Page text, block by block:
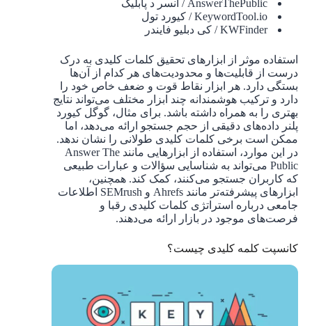
KWFinder / کی دبلیو فایندر
استفاده موثر از ابزارهای تحقیق کلمات کلیدی به درک
درست از قابلیت‌ها و محدودیت‌های هر کدام از آن‌ها
بستگی دارد. هر ابزار نقاط قوت و ضعف خاص خود را
دارد و ترکیب هوشمندانه چند ابزار مختلف می‌تواند نتایج
بهتری را به همراه داشته باشد. برای مثال، گوگل کیورد
پلنر داده‌های دقیقی از حجم جستجو ارائه می‌دهد، اما
ممکن است برخی کلمات کلیدی طولانی را نشان ندهد.
در این موارد، استفاده از ابزارهایی مانند Answer The
Public می‌تواند به شناسایی سؤالات و عبارات طبیعی
که کاربران جستجو می‌کنند، کمک کند. همچنین،
ابزارهای پیشرفته‌تر مانند Ahrefs و SEMrush اطلاعات
جامعی درباره استراتژی کلمات کلیدی رقبا و
فرصت‌های موجود در بازار ارائه می‌دهند.
کانسپت کلمه کلیدی چیست؟